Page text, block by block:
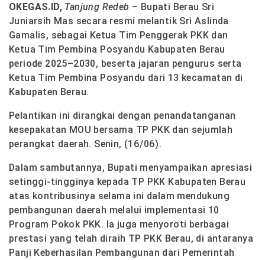
OKEGAS.ID, Tanjung Redeb – Bupati Berau Sri
Juniarsih Mas secara resmi melantik Sri Aslinda
Gamalis, sebagai Ketua Tim Penggerak PKK dan
Ketua Tim Pembina Posyandu Kabupaten Berau
periode 2025–2030, beserta jajaran pengurus serta
Ketua Tim Pembina Posyandu dari 13 kecamatan di
Kabupaten Berau.
Pelantikan ini dirangkai dengan penandatanganan
kesepakatan MOU bersama TP PKK dan sejumlah
perangkat daerah. Senin, (16/06).
Dalam sambutannya, Bupati menyampaikan apresiasi
setinggi-tingginya kepada TP PKK Kabupaten Berau
atas kontribusinya selama ini dalam mendukung
pembangunan daerah melalui implementasi 10
Program Pokok PKK. Ia juga menyoroti berbagai
prestasi yang telah diraih TP PKK Berau, di antaranya
Panji Keberhasilan Pembangunan dari Pemerintah